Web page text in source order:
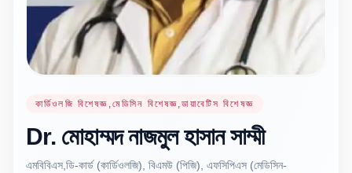
কার্ডিওলজি বিশেষজ্ঞ,মেডিসিন বিশেষজ্ঞ,ডায়াবেটিস বিশেষজ্ঞ
Dr. মোহাম্মদ নাজমুল হাসান সাম্মী
এমবিবিএস,ডি-কার্ড (কার্ডিওলজি), বিএমউ (পিজি), এফসিপিএস (মেডিসিন-